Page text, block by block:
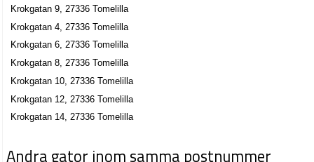
Krokgatan 9, 27336 Tomelilla
Krokgatan 4, 27336 Tomelilla
Krokgatan 6, 27336 Tomelilla
Krokgatan 8, 27336 Tomelilla
Krokgatan 10, 27336 Tomelilla
Krokgatan 12, 27336 Tomelilla
Krokgatan 14, 27336 Tomelilla
Andra gator inom samma postnummer